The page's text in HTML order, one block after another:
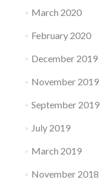
March 2020
February 2020
December 2019
November 2019
September 2019
July 2019
March 2019
November 2018